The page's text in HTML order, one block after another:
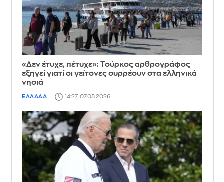
«Δεν έτυχε, πέτυχε»: Τούρκος αρθρογράφος
εξηγεί γιατί οι γείτονες συρρέουν στα ελληνικά
νησιά
ΕΛΛΑΔΑ 14:27, 07.08.2026